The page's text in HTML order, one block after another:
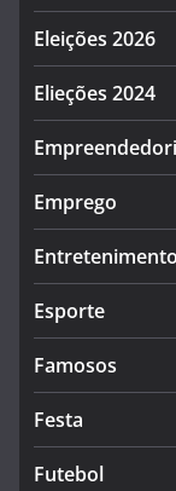
Eleições 2026
Elieções 2024
Emprego
Entretenimento
Esporte
Famosos
Festa
Futebol